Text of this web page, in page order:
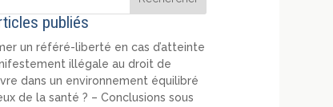
publiés
un référé-liberté en cas d’atteinte
illégale au droit de
dans un environnement équilibré
de la santé ? – Conclusions sous